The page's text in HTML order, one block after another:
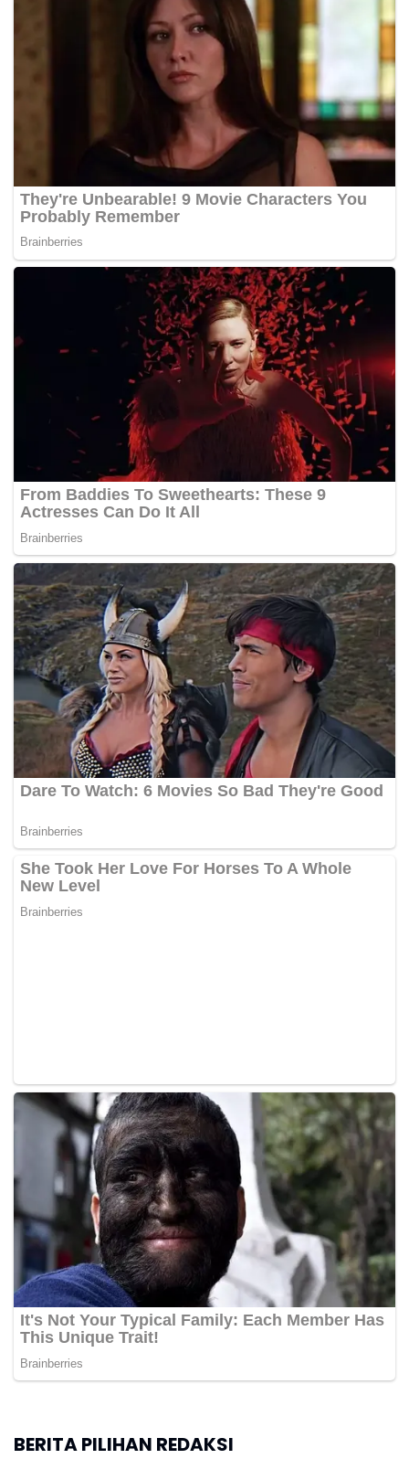
Lalu Ketua Bidang X Infrastruktur, Properti, dan
Perhubungan BPP HIPMI, Syarif Hasan, menekankan
pentingnya pembaruan sertifikat tanah lama. Ia
menyoroti sertifikat yang terbit antara tahun 1961-
1997 karena berpotensi rawan penyerobotan.
"Sertifikat lama tidak dilengkapi dengan peta
kadastral, sehingga sangat penting untuk dilakukan
pembaruan. Pembaruan ini diperlukan agar
kepemilikan tanah lebih terjamin secara hukum,” ujar
Syarif, Jumat (21/3/2025).
Syarif juga membagikan pengalaman pribadinya
dalam melakukan pembaruan data sertifikat tanah.
Ia pernah mengurus peningkatan data sertifikat
tanah yang terbit pada era 1980-an di wilayah
Tangerang.
"Pada tahun 1980, wilayah itu masih tercatat sebagai
bagian dari Jawa Barat. Pemekaran wilayah menjadi
salah satu faktor yang membuat pembaruan data
sangat penting dilakukan,” ucap Syarif, menjelaskan.
Menurutnya, proses pembaruan sertifikat tanah
yang ia lakukan tergolong mudah dan tidak menemui
kendala berarti. "Namun, jika ada pengukuran ulang
dari BPN, tentu ada biaya yang perlu diantisipasi,"
kata Syarif.
Ia menambahkan dalam beberapa kasus,
sedikit perubahan luas tanah. Misalnya, ada lahan
yang digunakan untuk saluran air sehingga luasnya
berkurang.
Syarif juga menekankan pentingnya komunikasi
dengan kondisi saat ini. Selain itu, pembaruan ini juga
bertujuan untuk memberikan kepastian hukum bagi
pemilik tanah. (*)
BERITA PILIHAN REDAKSI